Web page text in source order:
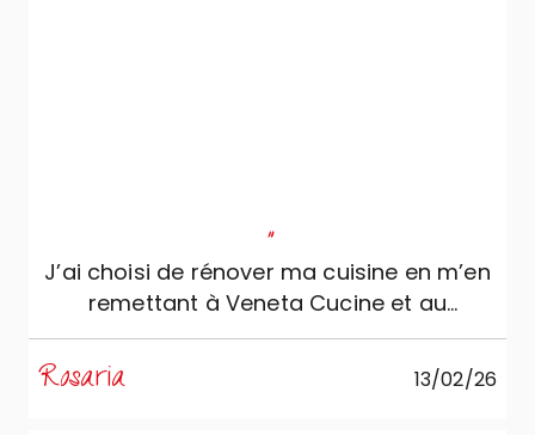
"
J’ai choisi de rénover ma cuisine en m’en
remettant à Veneta Cucine et au
professionnalisme, sérieux et
compétence de Mobili Zugaro, et je ne
pourrais pas être plus satisfaite. La
Rosaria 13/02/26